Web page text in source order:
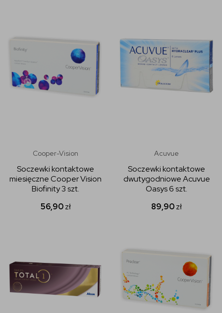
Cooper-Vision
Soczewki kontaktowe
miesięczne Cooper Vision
Biofinity 3 szt.
56,90zł
Acuvue
Soczewki kontaktowe
dwutygodniowe Acuvue
Oasys 6 szt.
89,90zł